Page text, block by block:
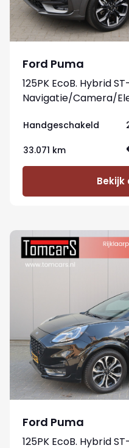
Ford Puma
125PK EcoB. Hybrid
Navigatie/Camera/
Handgeschakeld
33.071 km
Bekijk
Ford Puma
125PK EcoB. Hybrid